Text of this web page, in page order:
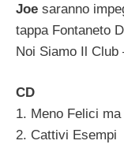
Joe saranno
tappa Fontaneto
Noi Siamo Il Club
CD
1. Meno Felici
2. Cattivi Esempi